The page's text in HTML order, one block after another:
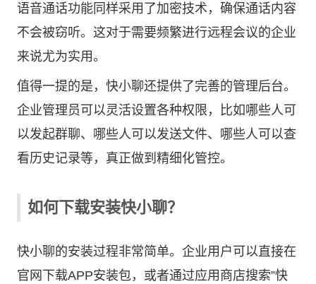
语音通话功能同样采用了加密技术，确保通话内容
不会被窃听。这对于需要频繁进行远程会议的企业
来说尤为实用。
值得一提的是，快小聊还提供了完善的管理后台。
企业管理员可以灵活设置各种权限，比如哪些人可
以发起群聊、哪些人可以发送文件、哪些人可以查
看历史记录等，真正做到精细化管控。
如何下载安装快小聊？
快小聊的安装过程非常简单。企业用户可以直接在
官网下载APP安装包，或者通过应用商店搜索”快